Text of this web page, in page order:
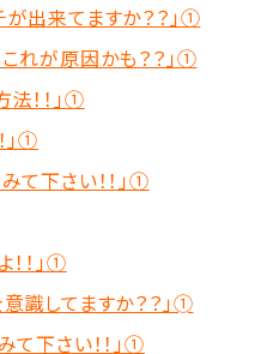
出来てますか？？」①
れが原因かも？？」①
！！」①
」①
て下さい！！」①
！」①
識してますか？？」➀
て下さい！！」①